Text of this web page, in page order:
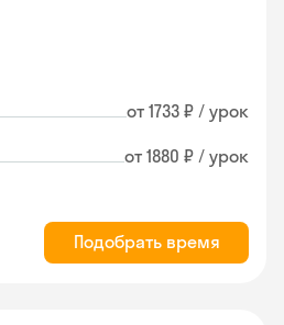
от 1733 ₽ / урок
от 1880 ₽ / урок
Подобрать время